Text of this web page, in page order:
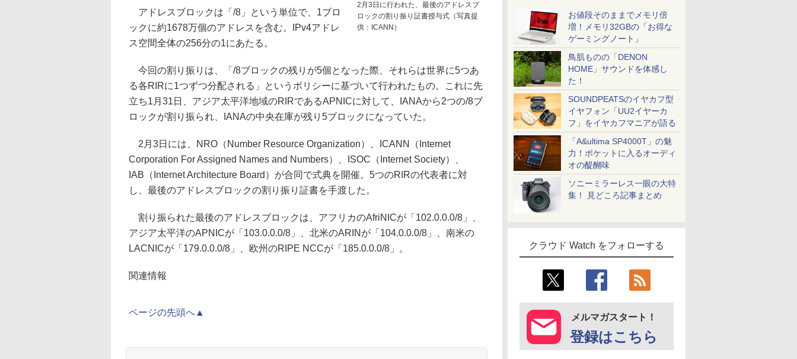
お値段そのままでメモリ倍
増！メモリ32GBの「お得な
ゲーミングノート」
鳥肌ものの「DENON
HOME」サウンドを体感し
た！
SOUNDPEATSのイヤカフ型
イヤフォン「UU2イヤーカ
フ」をイヤカフマニアが語る
「A&ultima SP4000T」の魅
力！ポケットに入るオーディ
オの醍醐味
ソニーミラーレス一眼の大特
集！ 見どころ記事まとめ
クラウド Watch をフォローする
メルマガスタート！
登録はこちら
2月3日に行われた、最後のアドレスブ
ロックの割り振り証書授与式（写真提
供：ICANN）
アドレスブロックは「/8」という単位で、1ブロ
ックに約1678万個のアドレスを含む。IPv4アドレ
ス空間全体の256分の1にあたる。
今回の割り振りは、「/8ブロックの残りが5個となった際、それらは世界に5つあ
る各RIRに1つずつ分配される」というポリシーに基づいて行われたもの。これに先
立ち1月31日、アジア太平洋地域のRIRであるAPNICに対して、IANAから2つの/8ブ
ロックが割り振られ、IANAの中央在庫が残り5ブロックになっていた。
2月3日には、NRO（Number Resource Organization）、ICANN（Internet
Corporation For Assigned Names and Numbers）、ISOC（Internet Society）、
IAB（Internet Architecture Board）が合同で式典を開催。5つのRIRの代表者に対
し、最後のアドレスブロックの割り振り証書を手渡した。
割り振られた最後のアドレスブロックは、アフリカのAfriNICが「102.0.0.0/8」、
アジア太平洋のAPNICが「103.0.0.0/8」、北米のARINが「104.0.0.0/8」、南米の
LACNICが「179.0.0.0/8」、欧州のRIPE NCCが「185.0.0.0/8」。
関連情報
ページの先頭へ▲